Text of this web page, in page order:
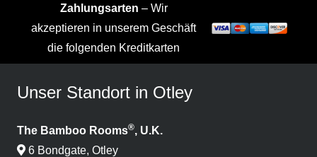
Zahlungsarten – Wir
akzeptieren in unserem Geschäft
die folgenden Kreditkarten
Unser Standort in Otley
The Bamboo Rooms®, U.K.
6 Bondgate, Otley